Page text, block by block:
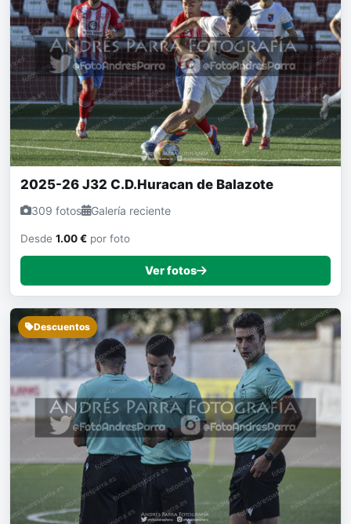
2025-26 J32 C.D.Huracan de Balazote
309 fotos Galería reciente
Desde 1.00 € por foto
Ver fotos
Descuentos